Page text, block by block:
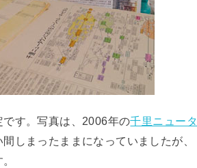
す。写真は、2006年の千里ニュータ
しまったままになっていましたが、